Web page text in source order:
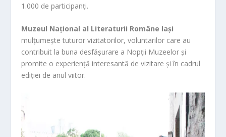
1.000 de participanți.
Muzeul Național al Literaturii Române Iași
mulțumește tuturor vizitatorilor, voluntarilor care au
contribuit la buna desfășurare a Nopții Muzeelor și
promite o experiență interesantă de vizitare și în cadrul
ediției de anul viitor.